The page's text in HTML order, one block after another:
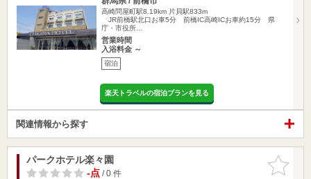
高崎問屋町駅8.19km 片貝駅833m
JR前橋駅北口お車5分 前橋IC高崎ICお車約15分 県
庁・市役所…
営業時間
入浴料金 ～
宿泊
楽天トラベルの宿泊プランを見る
関連情報から探す
お気に入
りに追加
パークホテル楽々園
-点/ 0 件